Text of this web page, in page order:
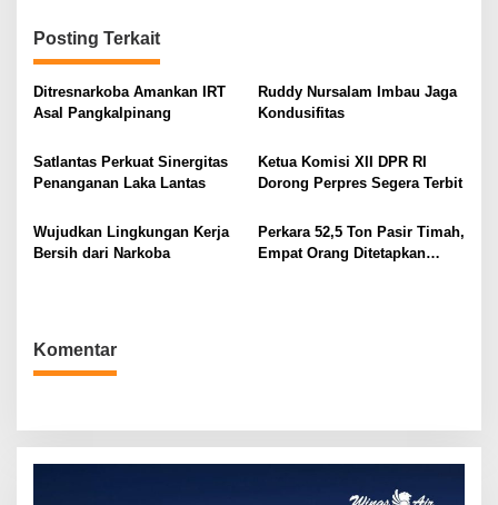
g
a
s
p
o
Posting Terkait
Ditresnarkoba Amankan IRT
Asal Pangkalpinang
Ruddy Nursalam Imbau Jaga
Kondusifitas
Satlantas Perkuat Sinergitas
Penanganan Laka Lantas
Ketua Komisi XII DPR RI
Dorong Perpres Segera Terbit
Wujudkan Lingkungan Kerja
Bersih dari Narkoba
Perkara 52,5 Ton Pasir Timah,
Empat Orang Ditetapkan
Komentar